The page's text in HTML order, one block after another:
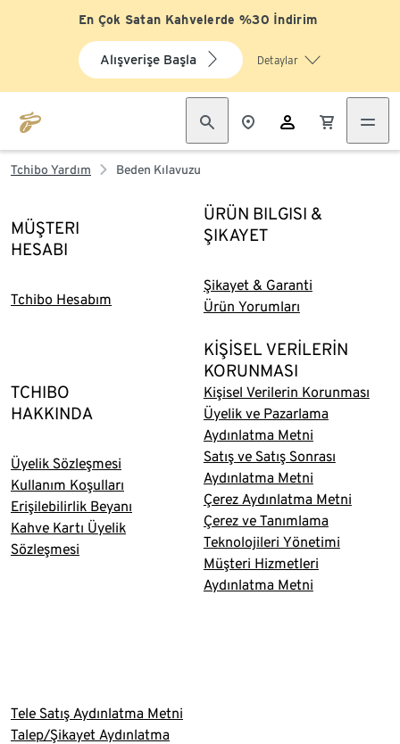
En Çok Satan Kahvelerde %30 İndirim
Alışverişe Başla Detaylar
Tchibo Yardım Beden Kılavuzu
MÜŞTERI
HESABI
Tchibo Hesabım
ÜRÜN BILGISI &
ŞIKAYET
Şikayet & Garanti
Ürün Yorumları
TCHIBO
HAKKINDA
Üyelik Sözleşmesi
Kullanım Koşulları
Erişilebilirlik Beyanı
Kahve Kartı Üyelik
Sözleşmesi
KİŞİSEL VERİLERİN
KORUNMASI
Kişisel Verilerin Korunması
Üyelik ve Pazarlama
Aydınlatma Metni
Satış ve Satış Sonrası
Aydınlatma Metni
Çerez Aydınlatma Metni
Çerez ve Tanımlama
Teknolojileri Yönetimi
Müşteri Hizmetleri
Aydınlatma Metni
Tele Satış Aydınlatma Metni
Talep/Şikayet Aydınlatma